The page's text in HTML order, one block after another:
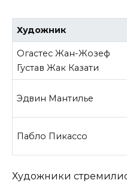
Художник
Огастес Жан-Жозеф
Густав Жак Казати
Эдвин Мантилье
Пабло Пикассо
Художники